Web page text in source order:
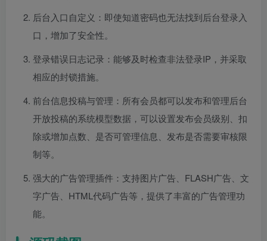
后台入口自定义：即使知道密码也无法找到后台登录入
口，增加了安全性。
登录错误日志记录：能够及时检查非法登录IP，并采取
相应的封锁措施。
前台信息投稿与管理：所有会员都可以发布和管理后台
开放投稿的系统模型数据，可以设置发布会员级别、扣
除或增加点数、是否可管理信息、发布是否需要审核限
制等。
强大的广告管理插件：支持图片广告、FLASH广告、文
字广告、HTML代码广告等，提供了丰富的广告管理功
能。